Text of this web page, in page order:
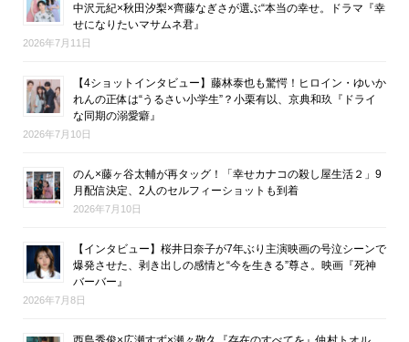
中沢元紀×秋田汐梨×齊藤なぎさが選ぶ“本当の幸せ。ドラマ『幸
せになりたいマサムネ君』
2026年7月11日
【4ショットインタビュー】藤林泰也も驚愕！ヒロイン・ゆいか
れんの正体は“うるさい小学生”？小栗有以、京典和玖『ドライ
な同期の溺愛癖』
2026年7月10日
のん×藤ヶ谷太輔が再タッグ！「幸せカナコの殺し屋生活２」9
月配信決定、2人のセルフィーショットも到着
2026年7月10日
【インタビュー】桜井日奈子が7年ぶり主演映画の号泣シーンで
爆発させた、剥き出しの感情と“今を生きる”尊さ。映画『死神
バーバー』
2026年7月8日